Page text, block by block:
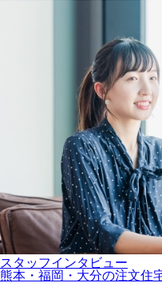
スタッフインタビュー
熊本・福岡・大分の注文住